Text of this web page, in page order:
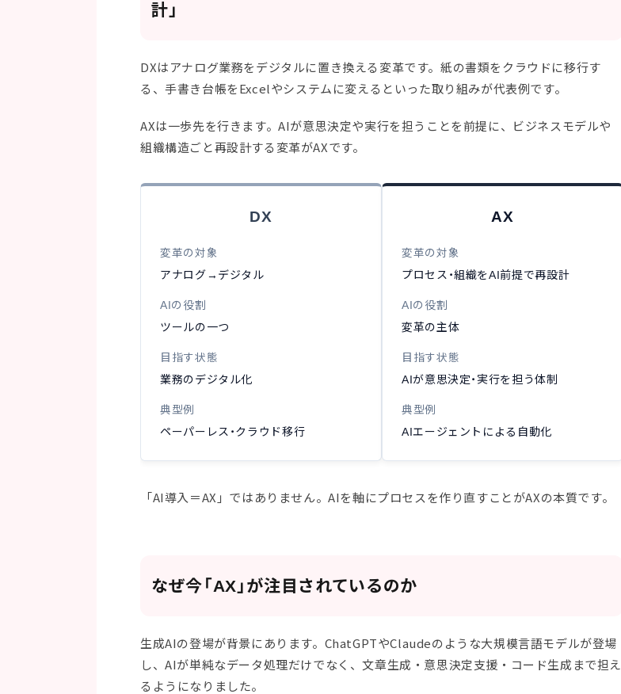
計」
DXはアナログ業務をデジタルに置き換える変革です。紙の書類をクラウドに移行す
る、手書き台帳をExcelやシステムに変えるといった取り組みが代表例です。
AXは一歩先を行きます。AIが意思決定や実行を担うことを前提に、ビジネスモデルや
組織構造ごと再設計する変革がAXです。
DX
変革の対象
アナログ→デジタル
AIの役割
ツールの一つ
目指す状態
業務のデジタル化
典型例
ペーパーレス・クラウド移行
AX
変革の対象
プロセス・組織をAI前提で再設計
AIの役割
変革の主体
目指す状態
AIが意思決定・実行を担う体制
典型例
AIエージェントによる自動化
「AI導入＝AX」ではありません。AIを軸にプロセスを作り直すことがAXの本質です。
なぜ今「AX」が注目されているのか
生成AIの登場が背景にあります。ChatGPTやClaudeのような大規模言語モデルが登場
し、AIが単純なデータ処理だけでなく、文章生成・意思決定支援・コード生成まで担え
るようになりました。